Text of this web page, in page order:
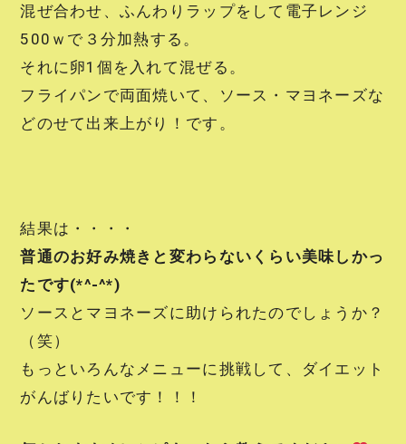
混ぜ合わせ、ふんわりラップをして電子レンジ
500ｗで３分加熱する。
それに卵1個を入れて混ぜる。
フライパンで両面焼いて、ソース・マヨネーズな
どのせて出来上がり！です。
結果は・・・・
普通のお好み焼きと変わらないくらい美味しかっ
たです(*^-^*)
ソースとマヨネーズに助けられたのでしょうか？
（笑）
もっといろんなメニューに挑戦して、ダイエット
がんばりたいです！！！